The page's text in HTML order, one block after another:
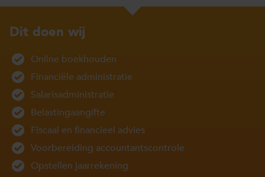
Dit doen wij
Online boekhouden
Financiële administratie
Salarisadministratie
Belastingaangifte
Fiscaal en financieel advies
Voorbereiding accountantscontrole
Opstellen jaarrekening